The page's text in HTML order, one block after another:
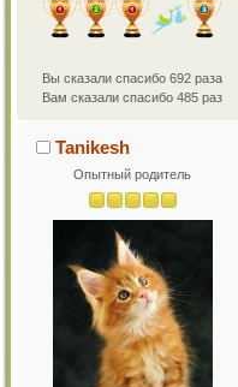
Вы сказали спасибо 692 раза
Вам сказали спасибо 485 раз
Tanikesh
Опытный родитель